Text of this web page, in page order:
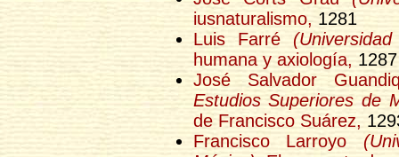
iusnaturalismo, 1281
Luis Farré
humana y axiología, 1287
José Salvador
Estudios Superiores de
de Francisco Suárez,
Francisco Larroyo